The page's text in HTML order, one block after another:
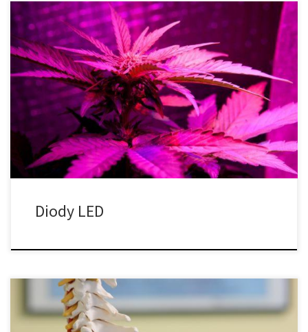
Czy diody LED są dobre do uprawy cannabis? W ciągu ostatniej
dekady diody LED zyskały dużą popularność wśród hodowców
cannabis. Chociaż diody LED (diody elektroluminescencyjne)
istnieją już od wczesnych lat sześćdziesiątych XX wieku, nie były
one ówcześnie w stanie dać tak szerokiego spektrum kolorów jak
teraz. Diody LED były również […]
Diody LED
Termin rozprawy w starciu konstytucyjnym na temat prawa